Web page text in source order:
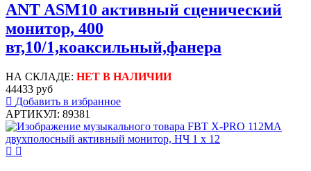
ANT ASM10 активный сценический
монитор, 400
вт,10/1,коаксильный,фанера
НА СКЛАДЕ: НЕТ В НАЛИЧИИ
44433 руб
Добавить в избранное
АРТИКУЛ: 89381